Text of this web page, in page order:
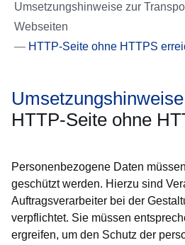
Umsetzungshinweise zur
Webseiten
HTTP-Seite ohne HTTPS
Umsetzungshinweise
HTTP-Seite ohne
Personenbezogene Daten
geschützt werden. Hierzu sind
Auftragsverarbeiter bei der
verpflichtet. Sie müssen
ergreifen, um den Schutz der